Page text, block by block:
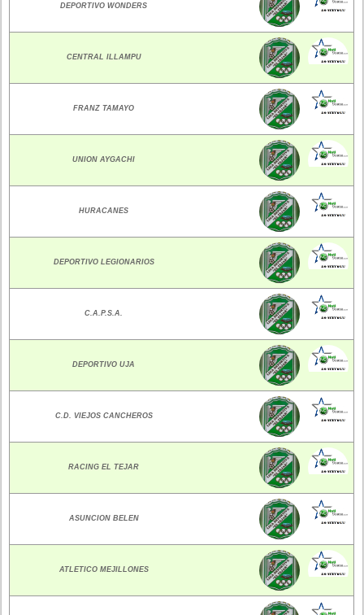
DEPORTIVO WONDERS
CENTRAL ILLAMPU
FRANZ TAMAYO
UNION AYGACHI
HURACANES
DEPORTIVO LEGIONARIOS
C.A.P.S.A.
DEPORTIVO UJA
C.D. VIEJOS CANCHEROS
RACING EL TEJAR
ASUNCION BELEN
ATLETICO MEJILLONES